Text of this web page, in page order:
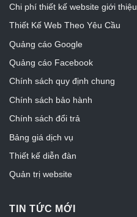
Chi phí thiết kế website giới thiệu
Thiết Kế Web Theo Yêu Cầu
Quảng cáo Google
Quảng cáo Facebook
Chính sách quy định chung
Chính sách bảo hành
Chính sách đổi trả
Bảng giá dịch vụ
Thiết kế diễn đàn
Quản trị website
TIN TỨC MỚI